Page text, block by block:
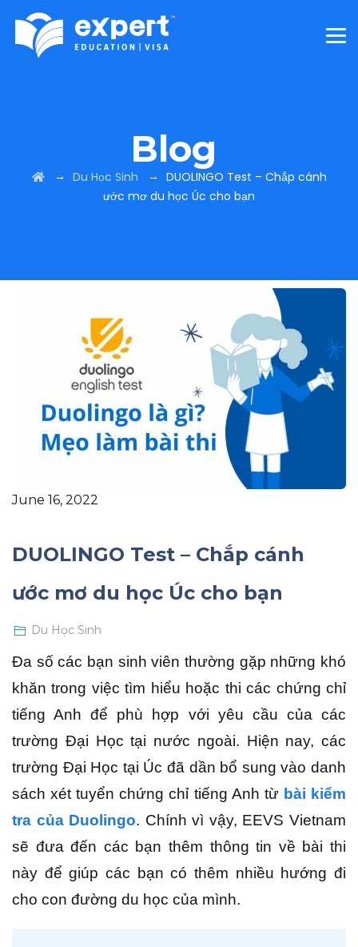
Blog
→ Du Học Sinh → DUOLINGO Test – Chắp cánh
ước mơ du học Úc cho bạn
June 16, 2022
DUOLINGO Test – Chắp cánh
ước mơ du học Úc cho bạn
Du Học Sinh
Đa số các bạn sinh viên thường gặp những khó
khăn trong việc tìm hiểu hoặc thi các chứng chỉ
tiếng Anh để phù hợp với yêu cầu của các
trường Đại Học tại nước ngoài. Hiện nay, các
trường Đại Học tại Úc đã dần bổ sung vào danh
sách xét tuyển chứng chỉ tiếng Anh từ bài kiểm
tra của Duolingo. Chính vì vậy, EEVS Vietnam
sẽ đưa đến các bạn thêm thông tin về bài thi
này để giúp các bạn có thêm nhiều hướng đi
cho con đường du học của mình.